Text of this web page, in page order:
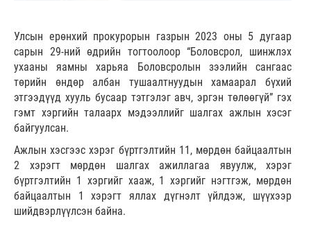
Улсын ерөнхий прокурорын газрын 2023 оны 5 дугаар
сарын 29-ний өдрийн тогтоолоор “Боловсрол, шинжлэх
ухааны яамны харьяа Боловсролын зээлийн сангаас
төрийн өндөр албан тушаалтнуудын хамаарал бүхий
этгээдүүд хууль бусаар тэтгэлэг авч, эргэн төлөөгүй” гэх
гэмт хэргийн талаарх мэдээллийг шалгах ажлын хэсэг
байгуулсан.
Ажлын хэсгээс хэрэг бүртгэлтийн 11, мөрдөн байцаалтын
2 хэрэгт мөрдөн шалгах ажиллагаа явуулж, хэрэг
бүртгэлтийн 1 хэргийг хааж, 1 хэргийг нэгтгэж, мөрдөн
байцаалтын 1 хэрэгт яллах дүгнэлт үйлдэж, шүүхээр
шийдвэрлүүлсэн байна.